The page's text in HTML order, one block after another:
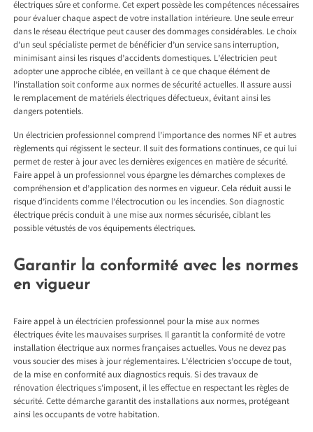
électriques sûre et conforme. Cet expert possède les compétences nécessaires
pour évaluer chaque aspect de votre installation intérieure. Une seule erreur
dans le réseau électrique peut causer des dommages considérables. Le choix
d’un seul spécialiste permet de bénéficier d’un service sans interruption,
minimisant ainsi les risques d’accidents domestiques. L’électricien peut
adopter une approche ciblée, en veillant à ce que chaque élément de
l’installation soit conforme aux normes de sécurité actuelles. Il assure aussi
le remplacement de matériels électriques défectueux, évitant ainsi les
dangers potentiels.
Un électricien professionnel comprend l’importance des normes NF et autres
règlements qui régissent le secteur. Il suit des formations continues, ce qui lui
permet de rester à jour avec les dernières exigences en matière de sécurité.
Faire appel à un professionnel vous épargne les démarches complexes de
compréhension et d’application des normes en vigueur. Cela réduit aussi le
risque d’incidents comme l’électrocution ou les incendies. Son diagnostic
électrique précis conduit à une mise aux normes sécurisée, ciblant les
possible vétustés de vos équipements électriques.
Garantir la conformité avec les normes
en vigueur
Faire appel à un électricien professionnel pour la mise aux normes
électriques évite les mauvaises surprises. Il garantit la conformité de votre
installation électrique aux normes françaises actuelles. Vous ne devez pas
vous soucier des mises à jour réglementaires. L’électricien s’occupe de tout,
de la mise en conformité aux diagnostics requis. Si des travaux de
rénovation électriques s’imposent, il les effectue en respectant les règles de
sécurité. Cette démarche garantit des installations aux normes, protégeant
ainsi les occupants de votre habitation.